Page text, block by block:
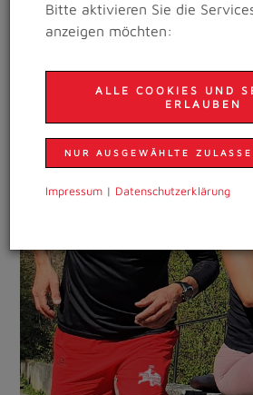
YOGA-CAMP IN
MOZARTSTADT!
Bitte aktivieren Sie die
anzeigen möchten:
ALLE COOKIES UND
ERLAUBEN
NUR AUSGEWÄHLTE
Impressum | Daten­schutzer­klärung